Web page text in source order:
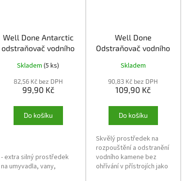
Well Done Antarctic
odstraňovač vodního
rozprašovačem
750ml
Skladem(5 ks)
82,56 Kč bez DPH
99,90 Kč
Do košíku
- extra silný prostředek
na umyvadla, vany,
Well Done
Odstraňovač vodního
Skladem
90,83 Kč bez DPH
109,90 Kč
Do košíku
Skvělý prostředek na
rozpouštění a odstranění
vodního kamene bez
ohřívání v přístrojích jako